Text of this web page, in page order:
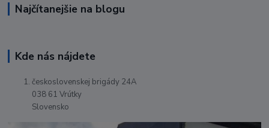
Najčítanejšie na blogu
Kde nás nájdete
československej brigády 24A
038 61 Vrútky
Slovensko